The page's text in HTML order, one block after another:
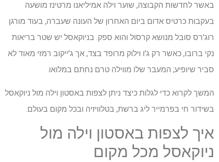
באשר לחדשות הקבוצה, שוער וילה אמיליאנו מרטינז מושעה
בעקבות כרטיס אדום ביום האחרון של העונה שעברה, בעוד מורגן
רוג'רס סובל מנושא קרסול והוא ספק. בניוקאסל יש שטר בריאות
נקי ברובו, כאשר רק ג'ו וילוק מרופד בצד, אך ג'ייקוב רמזי מאוד לא
סביר שיופיע; המעבר שלו מווילה טרם נחתם במלואו.
המשך לקרוא כדי לגלות כיצד ניתן לצפות באסטון וילה מול ניוקאסל
בשידור חי בפרמייר ליג ברשת, בטלוויזיה ובכל מקום בעולם.
איך לצפות באסטון וילה מול
ניוקאסל מכל מקום